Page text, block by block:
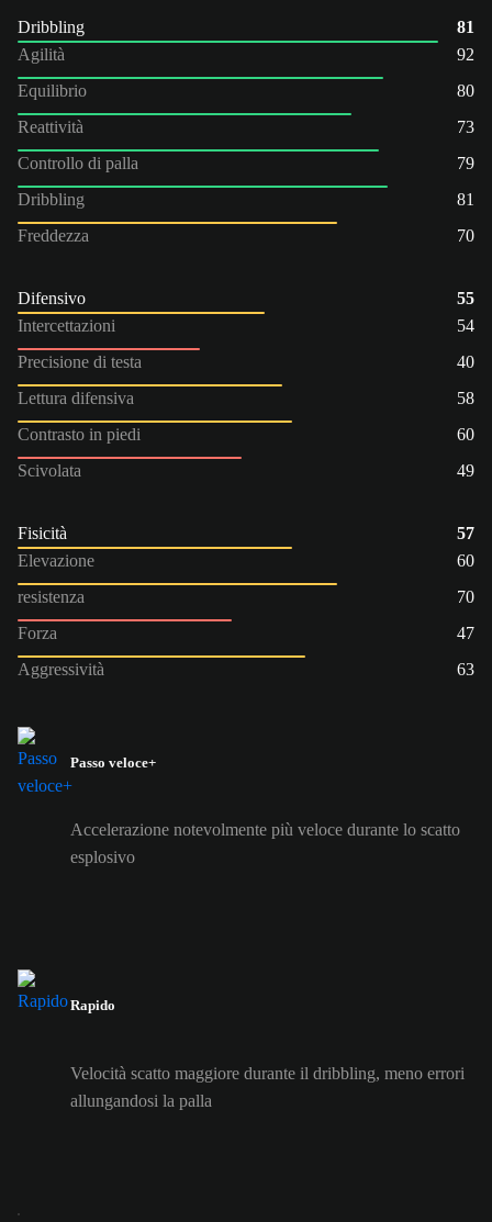
Dribbling
81
Agilità
92
Equilibrio
80
Reattività
73
Controllo di palla
79
Dribbling
81
Freddezza
70
Difensivo
55
Intercettazioni
54
Precisione di testa
40
Lettura difensiva
58
Contrasto in piedi
60
Scivolata
49
Fisicità
57
Elevazione
60
resistenza
70
Forza
47
Aggressività
63
Passo veloce+
Accelerazione notevolmente più veloce durante lo scatto
esplosivo
Rapido
Velocità scatto maggiore durante il dribbling, meno errori
allungandosi la palla